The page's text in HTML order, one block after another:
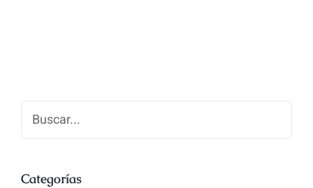
Categorías